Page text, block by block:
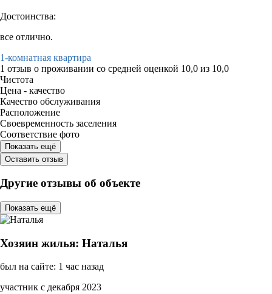
Достоинства:
все отлично.
1-комнатная квартира
1 отзыв о проживании со средней оценкой 10,0 из 10,0
Чистота
Цена - качество
Качество обслуживания
Расположение
Своевременность заселения
Соответствие фото
Показать ещё
Оставить отзыв
Другие отзывы об объекте
Показать ещё
Хозяин жилья: Наталья
был на сайте: 1 час назад
участник с декабря 2023